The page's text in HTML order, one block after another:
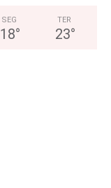
SEG
18°
TER
23°